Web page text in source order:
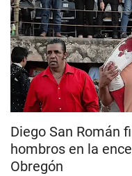
Diego San Román
hombros en la
Obregón